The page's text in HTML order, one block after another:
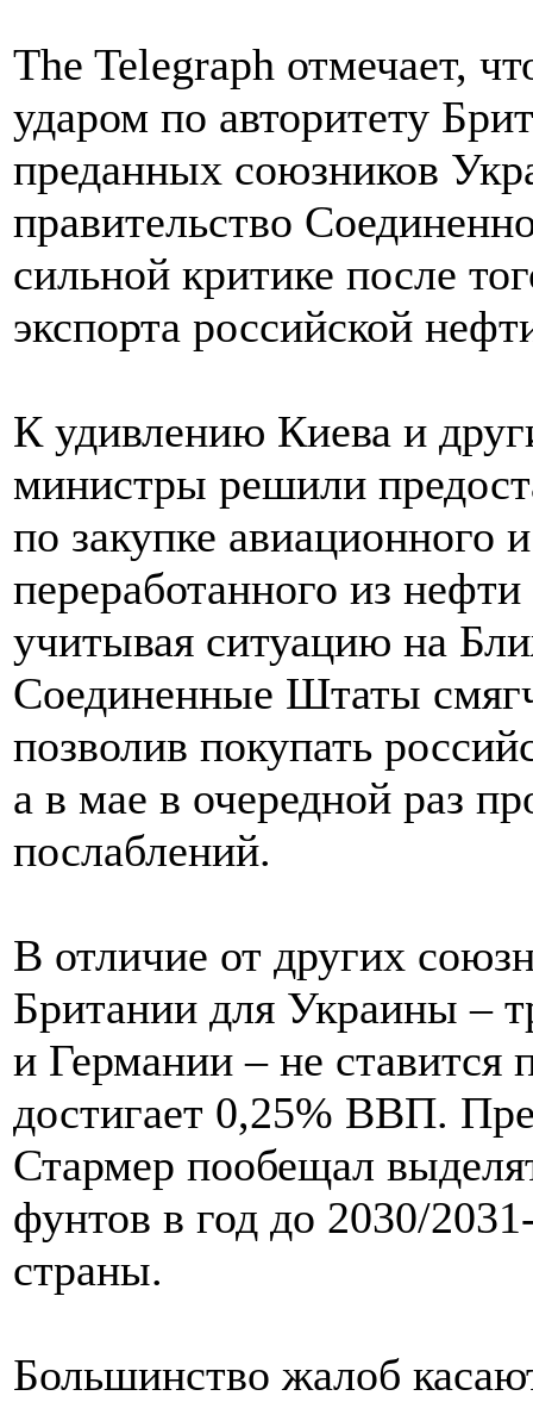
The Telegraph отмечает,
ударом по авторитету
преданных союзников
правительство
сильной критике после
экспорта российской
К удивлению Киева и
министры решили
по закупке авиационного
переработанного из
учитывая ситуацию на
Соединенные Штаты
позволив покупать
а в мае в очередной раз
послаблений.
В отличие от других
Британии для Украины –
и Германии – не ставится
достигает 0,25% ВВП.
Стармер пообещал
фунтов в год до 2030/
страны.
Большинство жалоб